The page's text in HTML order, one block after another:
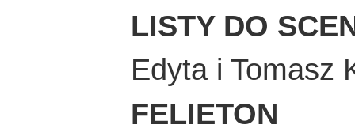
LISTY DO
Edyta i Tomasz
FELIETON